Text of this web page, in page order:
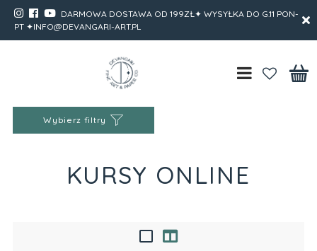
DARMOWA DOSTAWA OD 199ZŁ✦ WYSYŁKA DO G.11 PON-
PT ✦INFO@DEVANGARI-ART.PL
Wybierz filtry
KURSY ONLINE